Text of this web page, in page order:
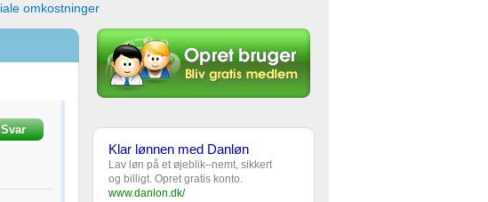
omkostninger
Svar
Klar lønnen med Danløn
Lav løn på et øjeblik–nemt, sikkert
og billigt. Opret gratis konto.
www.danlon.dk/